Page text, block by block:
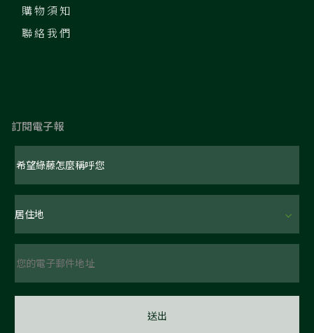
購物須知
聯絡我們
訂閱電子報